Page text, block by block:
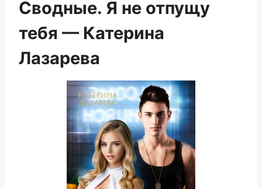
Сводные. Я не отпущу
тебя — Катерина
Лазарева